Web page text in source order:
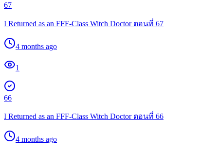
67
I Returned as an FFF-Class Witch Doctor ตอนที่ 67
4 months ago
1
66
I Returned as an FFF-Class Witch Doctor ตอนที่ 66
4 months ago